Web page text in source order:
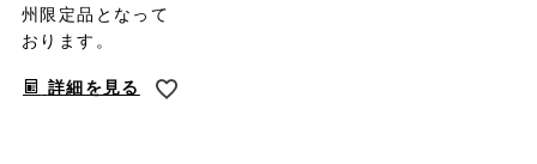
州限定品となって
おります。
詳細を見る